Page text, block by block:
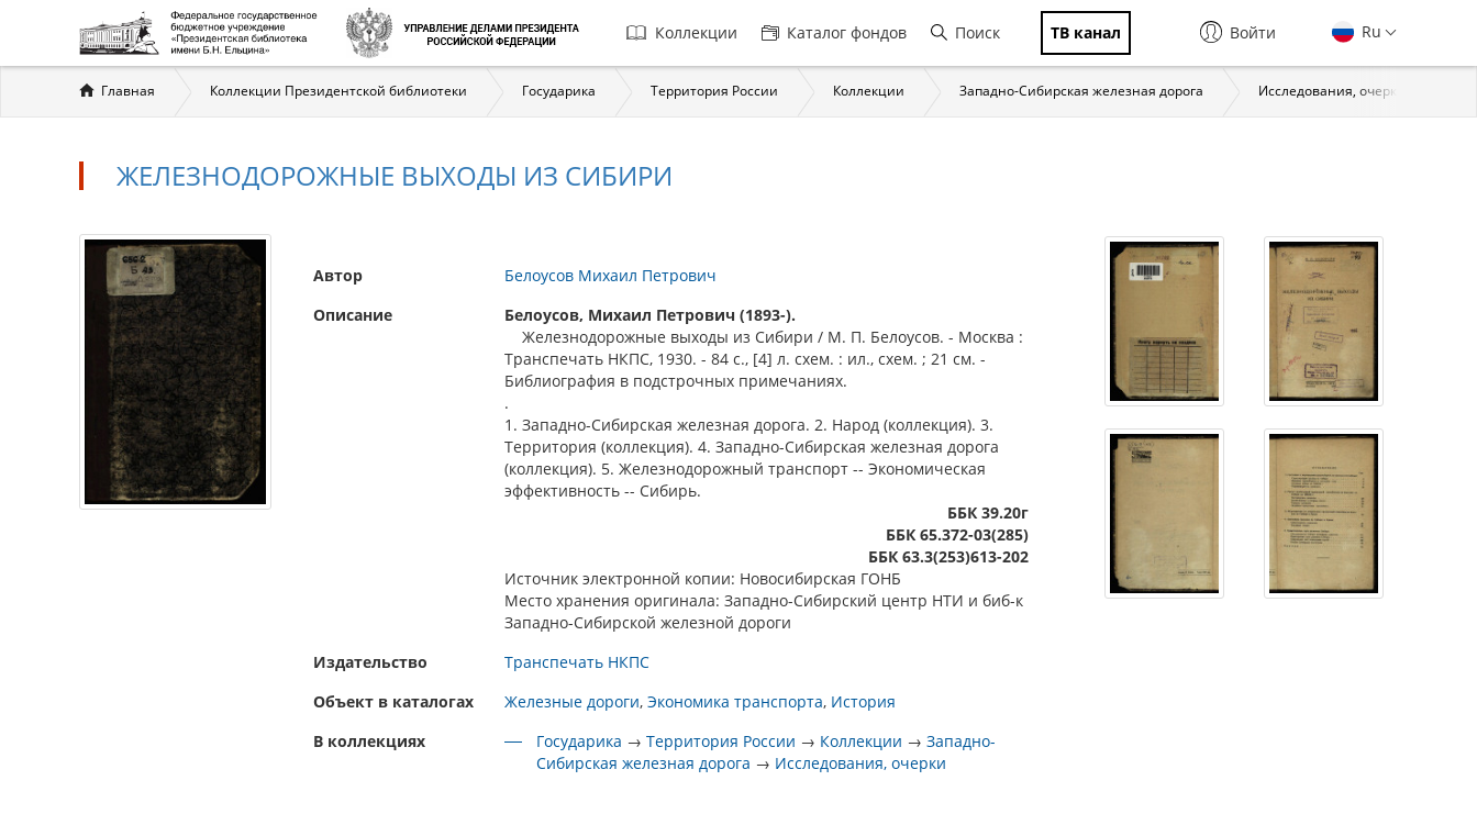
Главная
навигация
Коллекции Каталог фондов Поиск ТВ канал Ru
Войти
Вы
здесь
Главная Коллекции Президентской библиотеки Государика Территория России Коллекции Западно-Сибирская железная дорога Исследования, очерки
ЖЕЛЕЗНОДОРОЖНЫЕ ВЫХОДЫ ИЗ СИБИРИ
Автор
Белоусов Михаил Петрович
Описание
Белоусов, Михаил Петрович (1893-).
Железнодорожные выходы из Сибири / М. П. Белоусов. - Москва :
Транспечать НКПС, 1930. - 84 с., [4] л. схем. : ил., схем. ; 21 см. -
Библиография в подстрочных примечаниях.
.
1. Западно-Сибирская железная дорога. 2. Народ (коллекция). 3.
Территория (коллекция). 4. Западно-Сибирская железная дорога
(коллекция). 5. Железнодорожный транспорт -- Экономическая
эффективность -- Сибирь.
ББК 39.20г
ББК 65.372-03(285)
ББК 63.3(253)613-202
Источник электронной копии: Новосибирская ГОНБ
Место хранения оригинала: Западно-Сибирский центр НТИ и биб-к
Западно-Сибирской железной дороги
Издательство
Транспечать НКПС
Объект в каталогах
Железные дороги Экономика транспорта История
В коллекциях
Государика →Территория России → Коллекции →Западно-
Сибирская железная дорога → Исследования, очерки